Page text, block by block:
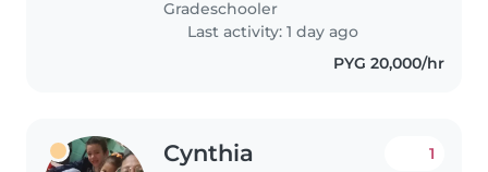
tranquilos..
Gradeschooler
Last activity: 1 day ago
PYG 20,000/hr
Cynthia 1